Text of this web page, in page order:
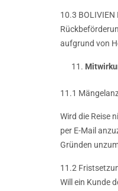
10.3
aufgrund von
11.1
Wird die Reise
per E-Mail
Gründen
11.2
Will ein Kunde